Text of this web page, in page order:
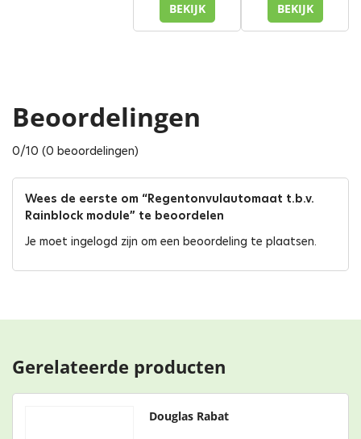
BEKIJK BEKIJK
Beoordelingen
0/10 (0 beoordelingen)
Wees de eerste om “Regentonvulautomaat t.b.v.
Rainblock module” te beoordelen
Je moet ingelogd zijn om een beoordeling te plaatsen.
Gerelateerde producten
Douglas Rabat